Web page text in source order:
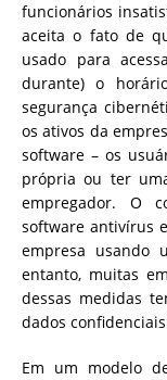
funcionários
aceita o fato de
usado para
durante) o
segurança
os ativos da
software – os
própria ou ter
empregador. O
software antivírus
empresa usando
entanto, muitas
dessas medidas
dados
Em um modelo